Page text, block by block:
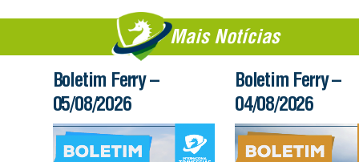
Mais Notícias
Boletim Ferry –
05/08/2026
Boletim Ferry –
04/08/2026